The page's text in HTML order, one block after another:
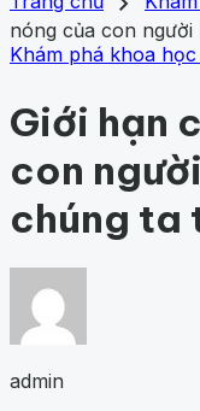
Chủ đề
Khám phá khoa học
nghệ 84
Gợi ý danh mục
Khám phá
nóng của con
Khám phá khoa học
Giới hạn
con
chúng ta
admin